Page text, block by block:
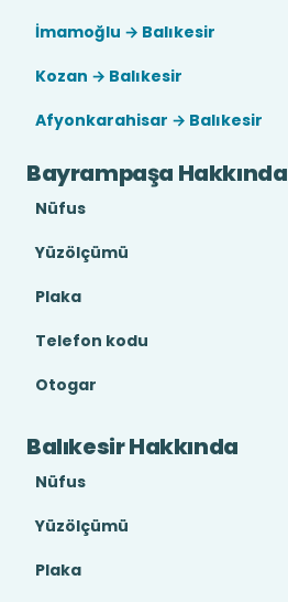
İmamoğlu → Balıkesir
Kozan → Balıkesir
Afyonkarahisar → Balıkesir
Bayrampaşa Hakkında
Nüfus
Yüzölçümü
Plaka
Telefon kodu
Otogar
Balıkesir Hakkında
Nüfus
Yüzölçümü
Plaka